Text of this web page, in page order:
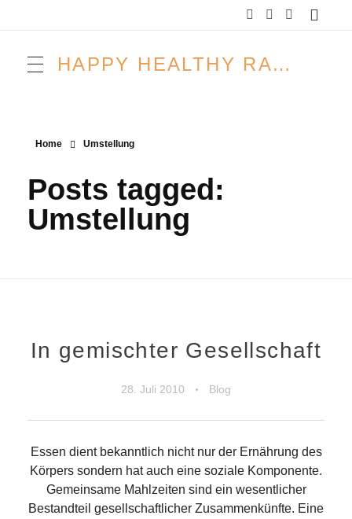
HAPPY HEALTHY RAW & FREE – ROH MACHT FROH!
Home Umstellung
Posts tagged:
Umstellung
In gemischter Gesellschaft
28. Juli 2010 Blog
Essen dient bekanntlich nicht nur der Ernährung des
Körpers sondern hat auch eine soziale Komponente.
Gemeinsame Mahlzeiten sind ein wesentlicher
Bestandteil gesellschaftlicher Zusammenkünfte. Eine